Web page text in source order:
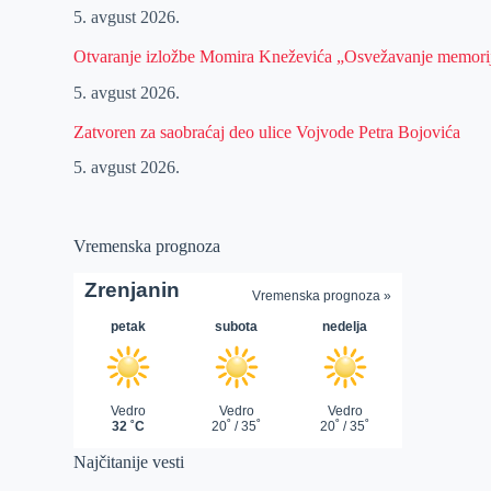
5. avgust 2026.
Otvaranje izložbe Momira Kneževića „Osvežavanje
5. avgust 2026.
Zatvoren za saobraćaj deo ulice Vojvode Petra Bojovića
5. avgust 2026.
Vremenska prognoza
Najčitanije vesti